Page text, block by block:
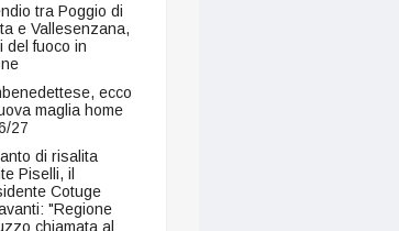
tra Poggio di
e Vallesenzana,
del fuoco in
ecco
maglia home
27
di risalita
Piselli, il
Cotuge
"Regione
chiamata al